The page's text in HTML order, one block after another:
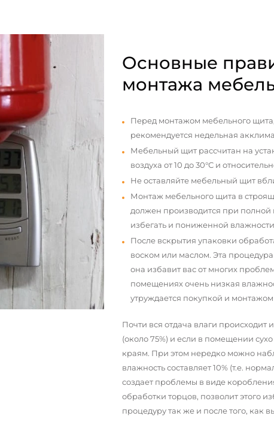
Основные
монтажа
Перед монтажом мебельного
рекомендуется недельная
Мебельный щит рассчитан на
воздуха от 10 до 30°С и
Не оставляйте мебельный щит
Монтаж мебельного щита в
должен производится при полной
избегать и пониженной
После вскрытия упаковки
воском или маслом. Эта
она избавит вас от многих
помещениях очень низкая
утруждается покупкой и
Почти вся отдача влаги
(около 75%) и если в помещении
краям. При этом нередко можно
влажность составляет 10% (т.е.
создает проблемы в виде
обработки торцов, позволит этого
процедуру так же и после того, как